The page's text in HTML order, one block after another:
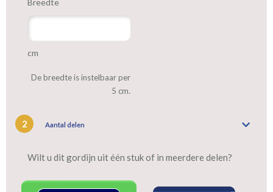
Breedte
cm
De breedte is instelbaar per
5 cm.
2 Aantal delen
Wilt u dit gordijn uit één stuk of in meerdere delen?